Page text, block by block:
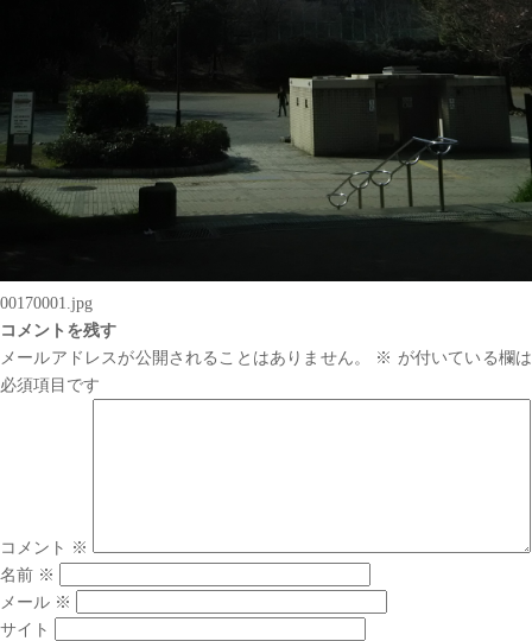
00170001.jpg
コメントを残す
メールアドレスが公開されることはありません。
※ が付いている欄は
必須項目です
コメント ※
名前 ※
メール ※
サイト